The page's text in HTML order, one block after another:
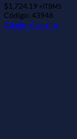
$1,724.19 +ITBMS
Código: 43946
Añadir al carrito